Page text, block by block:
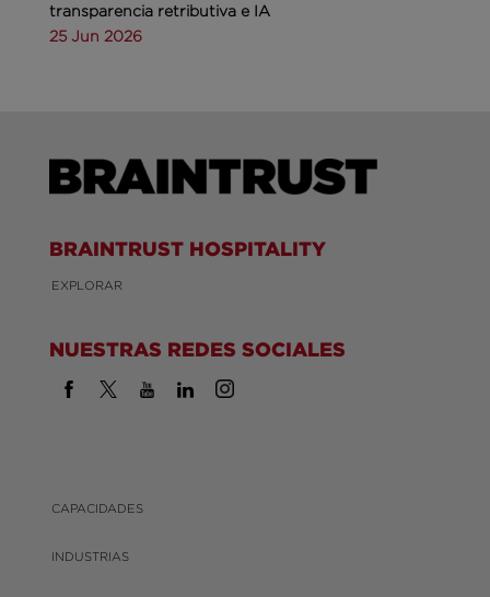
transparencia retributiva e IA
25 Jun 2026
BRAINTRUST HOSPITALITY
EXPLORAR
NUESTRAS REDES SOCIALES
CAPACIDADES
INDUSTRIAS